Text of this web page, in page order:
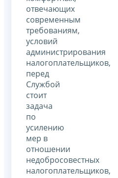
отвечающих
современным
требованиям,
условий
администрирования
налогоплательщиков,
перед
Службой
стоит
задача
по
усилению
мер в
отношении
недобросовестных
налогоплательщиков,